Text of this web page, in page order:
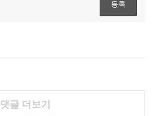
댓글 더보기